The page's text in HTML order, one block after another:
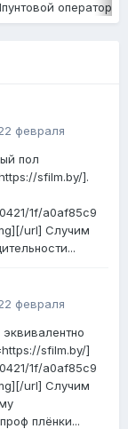
оператор
февраля
пол
sfilm.by/].
1f/a0af85c9
url] Случим
февраля
sfilm.by/]
1f/a0af85c9
url] Случим
плёнки...